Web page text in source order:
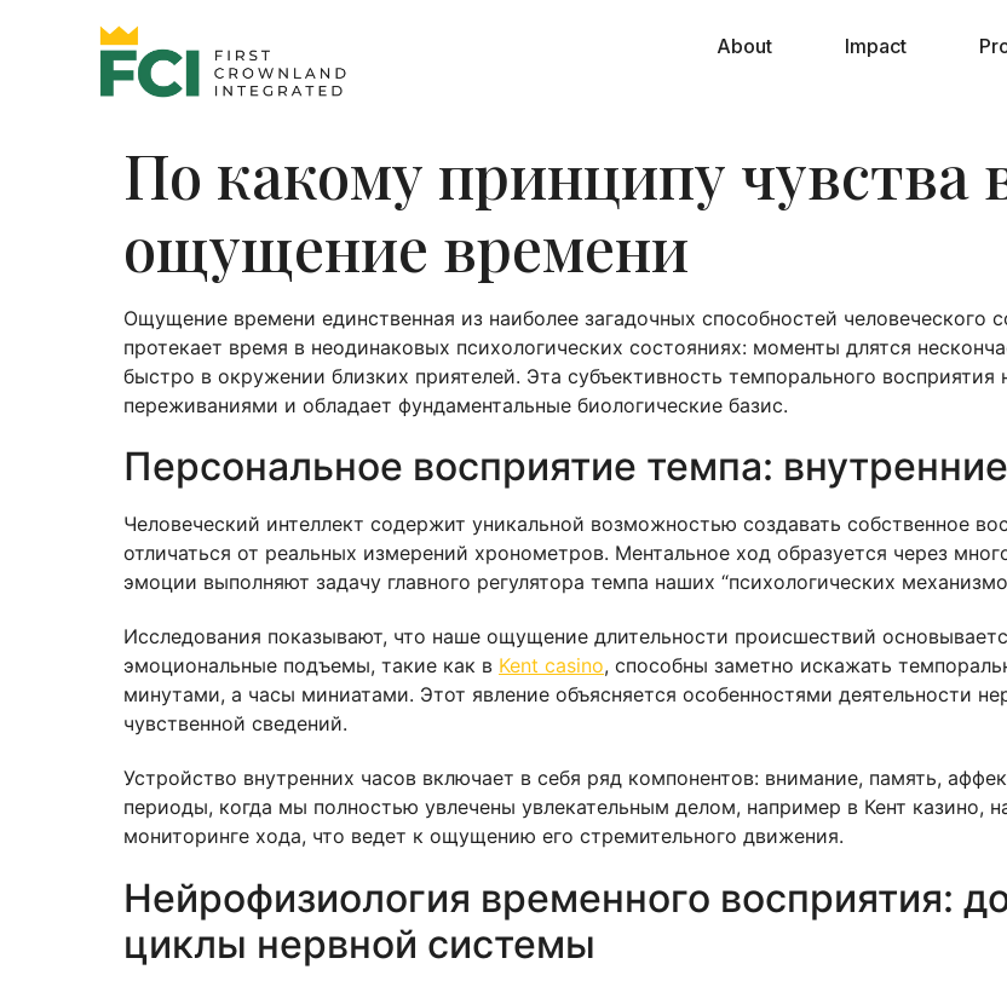
About Impact
По какому принципу чувства
ощущение времени
Ощущение времени единственная из наиболее загадочных способностей человеческого
протекает время в неодинаковых психологических состояниях: моменты длятся
быстро в окружении близких приятелей. Эта субъективность темпорального
переживаниями и обладает фундаментальные биологические базис.
Персональное восприятие темпа:
Человеческий интеллект содержит уникальной возможностью создавать собственное
отличаться от реальных измерений хронометров. Ментальное ход образуется через
эмоции выполняют задачу главного регулятора темпа наших “психологических
Исследования показывают, что наше ощущение длительности происшествий
эмоциональные подъемы, такие как в Kent casino, способны заметно искажать
минутами, а часы миниатами. Этот явление объясняется особенностями деятельности
чувственной сведений.
Устройство внутренних часов включает в себя ряд компонентов: внимание, память,
периоды, когда мы полностью увлечены увлекательным делом, например в Кент казино,
мониторинге хода, что ведет к ощущению его стремительного движения.
Нейрофизиология временного восприятия:
циклы нервной системы